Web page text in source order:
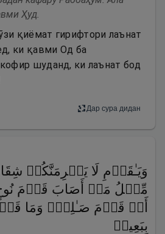
Ҳуд.
қиёмат гирифтори лаънат
ки қавми Од ба
шуданд, ки лаънат бод
Дар сура дидан
وَیَـٰقَوۡمِ لَا یَجۡرِمَنَّكُمۡ
مِّثۡلُ مَاۤ أَصَابَ قَوۡمَ
أَوۡ قَوۡمَ صَـٰلِحࣲۚ وَمَا
بِبَعِیدࣲ